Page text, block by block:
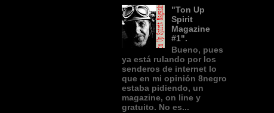
"Ton Up
Spirit
Magazine
#1".
Bueno, pues
ya está rulando por los
senderos de internet lo
que en mi opinión 8negro
estaba pidiendo, un
magazine, on line y
gratuito. No es...